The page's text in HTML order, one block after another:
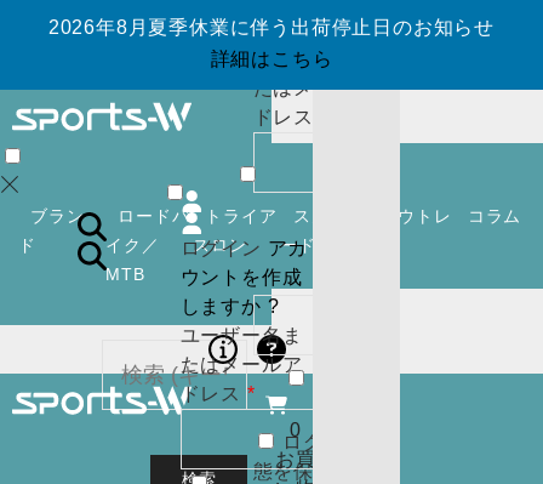
2026年8月夏季休業に伴う出荷停止日のお知らせ
詳細はこちら
ブラン
ド
ロードバ
イク／
MTB
トライア
スロン
スノーボ
ード
アウトレ
コラム
検索
しますか ?
ユーザー名ま
たはメールア
ドレス
パスワード
ログイン状
態を保存
ログイン アカ
ウントを作成
しますか ?
ユーザー名ま
たはメールア
ドレス *必
須
0
お買